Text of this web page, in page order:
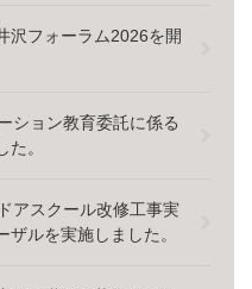
沢フォーラム2026を開
ション教育委託に係る
。
アスクール改修工事実
ルを実施しました。